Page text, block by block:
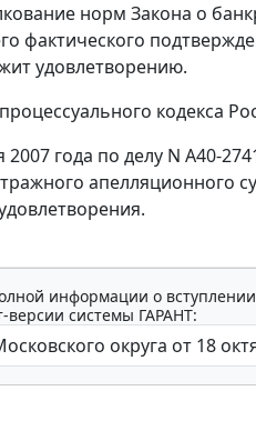
норм Закона о
фактического
удовлетворению.
кодекса
года по делу N А40-
апелляционного
информации о
версии системы ГАРАНТ: